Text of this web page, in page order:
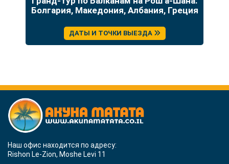
Болгария, Македония, Албания, Греция
ДАТЫ И ТОЧКИ ВЫЕЗДА
Наш офис находится по адресу:
Rishon Le-Zion, Moshe Levi 11